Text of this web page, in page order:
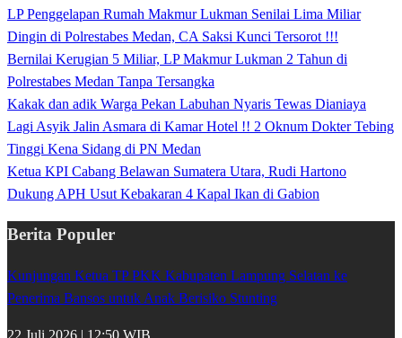
LP Penggelapan Rumah Makmur Lukman Senilai Lima Miliar
Dingin di Polrestabes Medan, CA Saksi Kunci Tersorot !!!
Bernilai Kerugian 5 Miliar, LP Makmur Lukman 2 Tahun di
Polrestabes Medan Tanpa Tersangka
Kakak dan adik Warga Pekan Labuhan Nyaris Tewas Dianiaya
Lagi Asyik Jalin Asmara di Kamar Hotel !! 2 Oknum Dokter Tebing
Tinggi Kena Sidang di PN Medan
Ketua KPI Cabang Belawan Sumatera Utara, Rudi Hartono
Dukung APH Usut Kebakaran 4 Kapal Ikan di Gabion
Berita Populer
Kunjungan Ketua TP PKK Kabupaten Lampung Selatan ke
Penerima Bansos untuk Anak Berisiko Stunting